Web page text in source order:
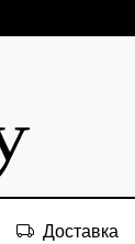
Доставка